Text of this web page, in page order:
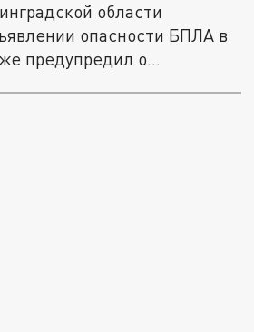
области
опасности БПЛА в
предупредил о...